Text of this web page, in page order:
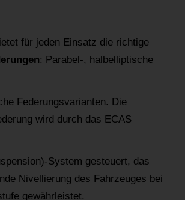
für jeden Einsatz die richtige
: Parabel-, halbelliptische
Federungsvarianten. Die
wird durch das ECAS
System gesteuert, das
Nivellierung des Fahrzeuges bei
gewährleistet.